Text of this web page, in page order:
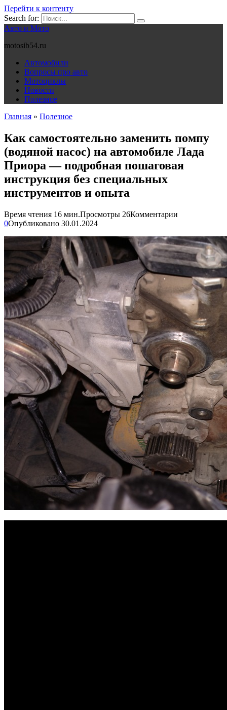
Перейти к контенту
Search for:
Авто и Мото
motosib54.ru
Автомобили
Вопросы про авто
Мотоциклы
Новости
Полезное
Главная » Полезное
Как самостоятельно заменить помпу
(водяной насос) на автомобиле Лада
Приора — подробная пошаговая
инструкция без специальных
инструментов и опыта
Время чтения 16 мин.Просмотры 26Комментарии
0Опубликовано 30.01.2024